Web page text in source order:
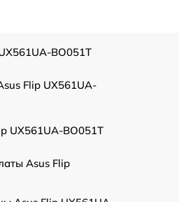
BO051T
Flip UX561UA-
UX561UA-BO051T
Asus Flip